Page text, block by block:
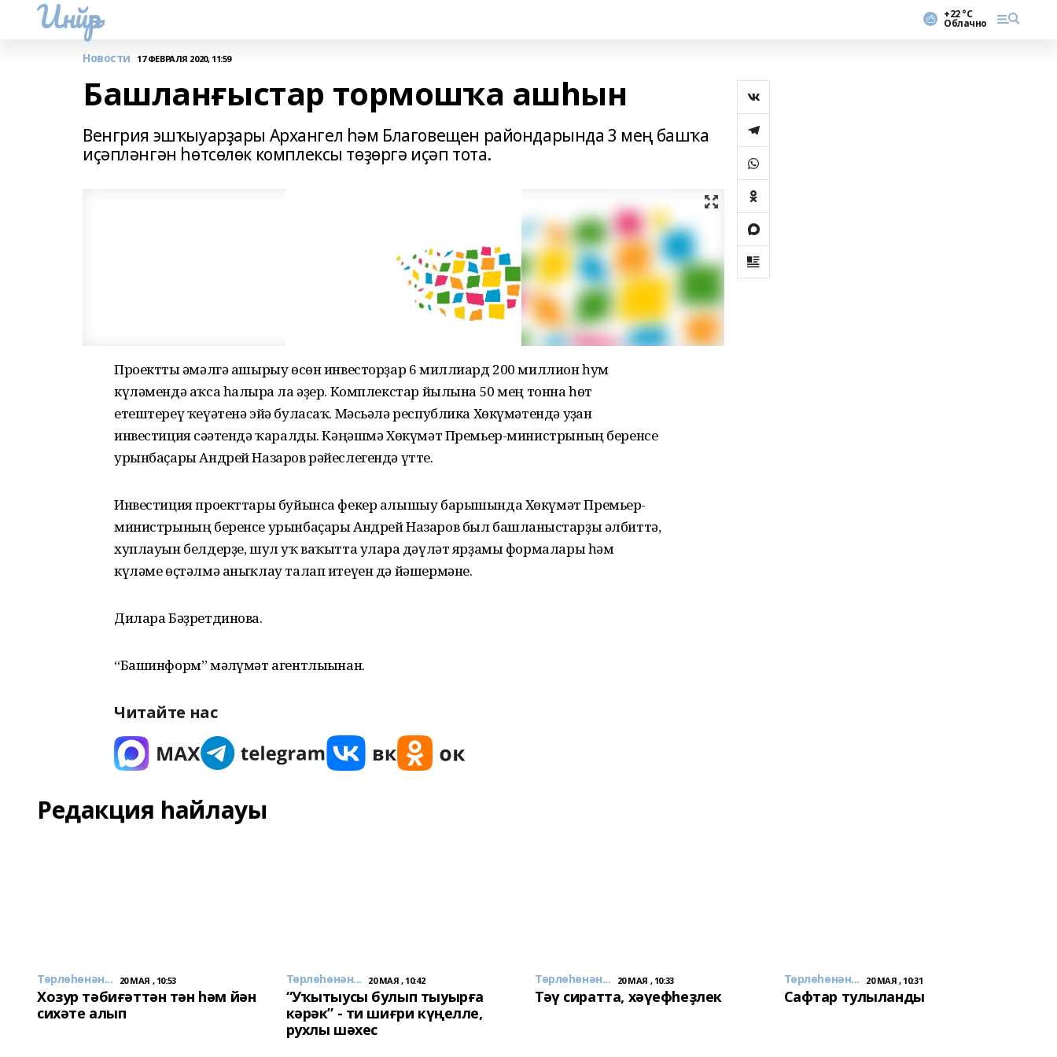
Инйәр +22 °С
Облачно
Новости 17 ФЕВРАЛЯ 2020, 11:59
Башланғыстар тормошҡа ашһын
Венгрия эшҡыуарҙары Архангел һәм Благовещен райондарында 3 мең башҡа
иҫәпләнгән һөтсөлөк комплексы төҙөргә иҫәп тота.
Проектты ғәмәлгә ашырыу өсөн инвесторҙар 6 миллиард 200 миллион һум
күләмендә аҡса һалырға ла әҙер. Комплекстар йылына 50 мең тонна һөт
етештереү ҡеүәтенә эйә буласаҡ. Мәсьәлә республика Хөкүмәтендә уҙған
инвестиция сәғәтендә ҡаралды. Кәңәшмә Хөкүмәт Премьер-министрының беренсе
урынбаҫары Андрей Назаров рәйеслегендә үтте.
Инвестиция проекттары буйынса фекер алышыу барышында Хөкүмәт Премьер-
министрының беренсе урынбаҫары Андрей Назаров был башланғыстарҙы әлбиттә,
хуплауын белдерҙе, шул уҡ ваҡытта уларға дәүләт ярҙамы формалары һәм
күләме өҫтәлмә аныҡлау талап итеүен дә йәшермәне.
Дилара Бәҙретдинова.
“Башинформ” мәғлүмәт агентлығынан.
Читайте нас
Редакция һайлауы
Төрлөһөнән... 20 МАЯ , 10:53
Хозур тәбиғәттән тән һәм йән
сихәте алып
Төрлөһөнән... 20 МАЯ , 10:42
“Уҡытыусы булып тыуырға
кәрәк” - ти шиғри күңелле,
рухлы шәхес
Төрлөһөнән... 20 МАЯ , 10:33
Тәү сиратта, хәүефһеҙлек
Төрлөһөнән... 20 МАЯ , 10:31
Сафтар тулыланды